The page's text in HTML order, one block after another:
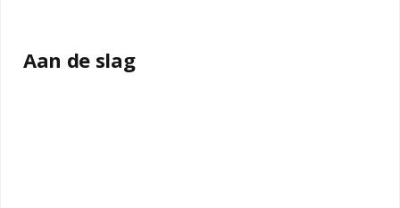
Aan de slag